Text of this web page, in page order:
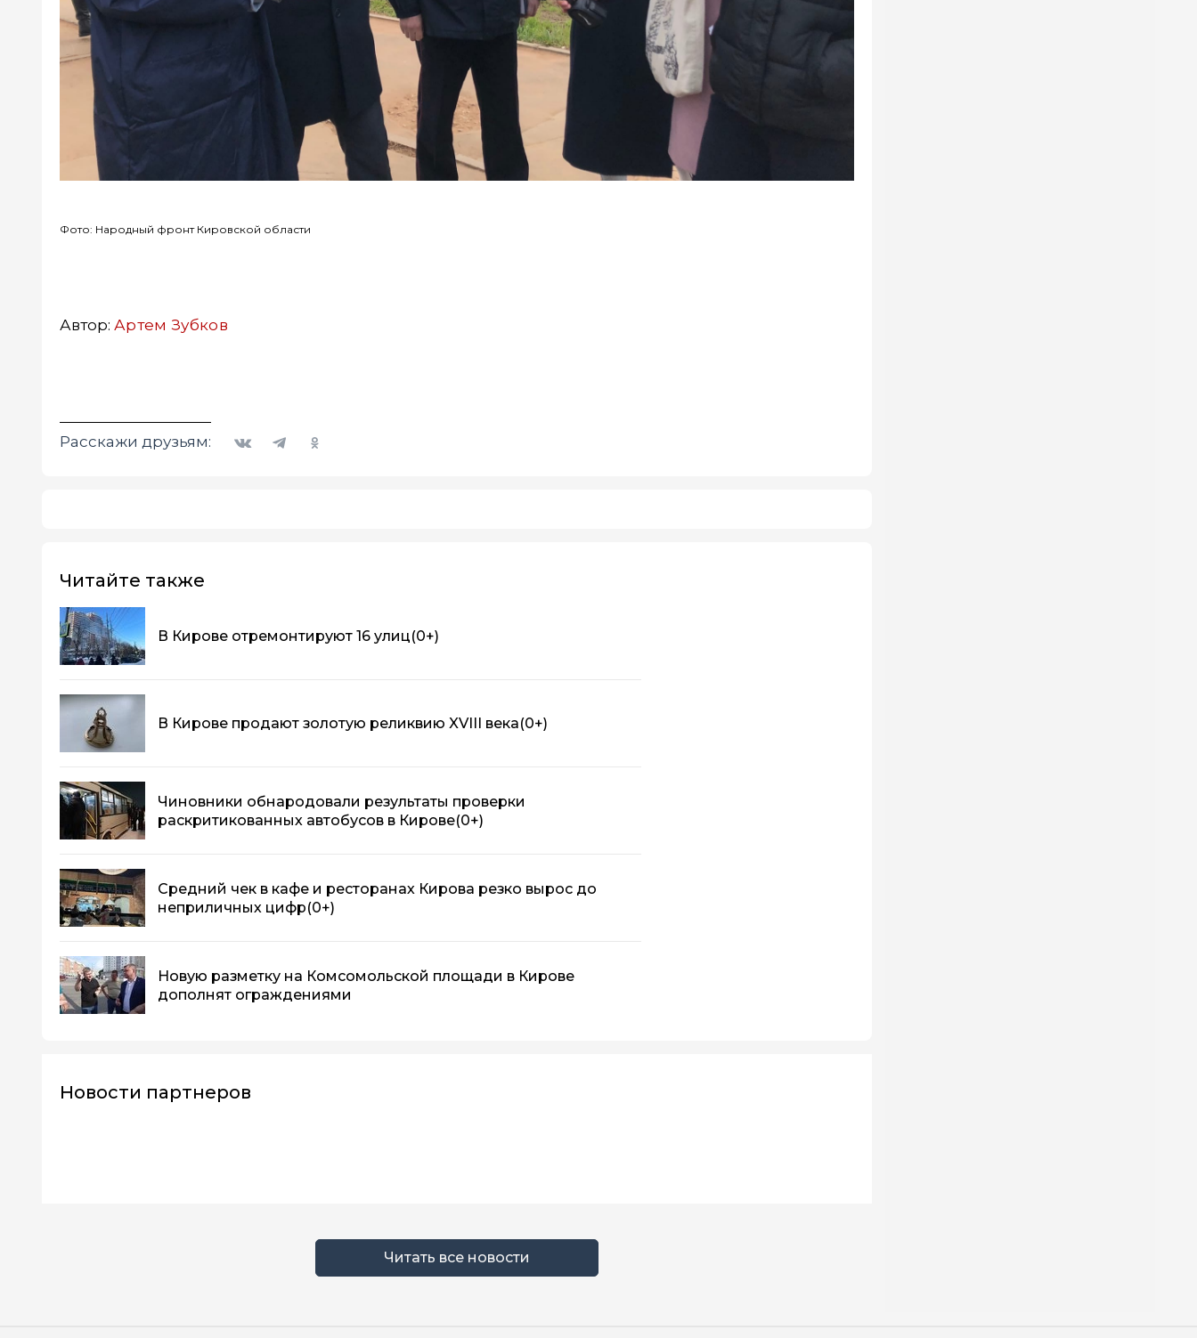
Фото: Народный фронт Кировской области
Автор: Артем Зубков
Расскажи друзьям:
Читайте также
В Кирове отремонтируют 16 улиц(0+)
В Кирове продают золотую реликвию XVIII века(0+)
Чиновники обнародовали результаты проверки
раскритикованных автобусов в Кирове(0+)
Средний чек в кафе и ресторанах Кирова резко вырос до
неприличных цифр(0+)
Новую разметку на Комсомольской площади в Кирове
дополнят ограждениями
Новости партнеров
Читать все новости